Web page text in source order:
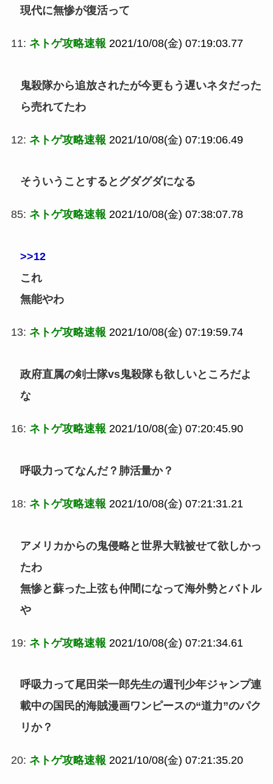
現代に無惨が復活って
11: ネトゲ攻略速報 2021/10/08(金) 07:19:03.77
鬼殺隊から追放されたが今更もう遅いネタだった
ら売れてたわ
12: ネトゲ攻略速報 2021/10/08(金) 07:19:06.49
そういうことするとグダグダになる
85: ネトゲ攻略速報 2021/10/08(金) 07:38:07.78
>>12
これ
無能やわ
13: ネトゲ攻略速報 2021/10/08(金) 07:19:59.74
政府直属の剣士隊vs鬼殺隊も欲しいところだよ
な
16: ネトゲ攻略速報 2021/10/08(金) 07:20:45.90
呼吸力ってなんだ？肺活量か？
18: ネトゲ攻略速報 2021/10/08(金) 07:21:31.21
アメリカからの鬼侵略と世界大戦被せて欲しかっ
たわ
無惨と蘇った上弦も仲間になって海外勢とバトル
や
19: ネトゲ攻略速報 2021/10/08(金) 07:21:34.61
呼吸力って尾田栄一郎先生の週刊少年ジャンプ連
載中の国民的海賊漫画ワンピースの“道力”のパク
リか？
20: ネトゲ攻略速報 2021/10/08(金) 07:21:35.20